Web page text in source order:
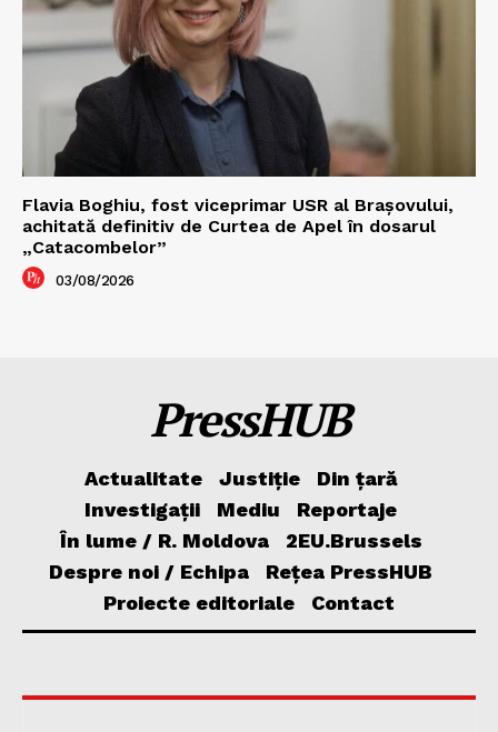
Flavia Boghiu, fost viceprimar USR al Brașovului,
achitată definitiv de Curtea de Apel în dosarul
„Catacombelor”
03/08/2026
PressHUB
Actualitate Justiție
Din țară
Investigații
Mediu
Reportaje
În lume / R. Moldova
2EU.Brussels
Despre noi / Echipa
Rețea PressHUB
Proiecte editoriale
Contact